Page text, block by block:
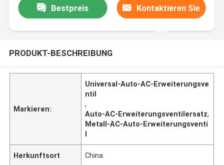
Bestpreis Kontaktieren Sie
uns
PRODUKT-BESCHREIBUNG
Markieren:
Universal-Auto-AC-Erweiterungsve
ntil
,
Auto-AC-Erweiterungsventilersatz,
Metall-AC-Auto-Erweiterungsventi
l
Herkunftsort China